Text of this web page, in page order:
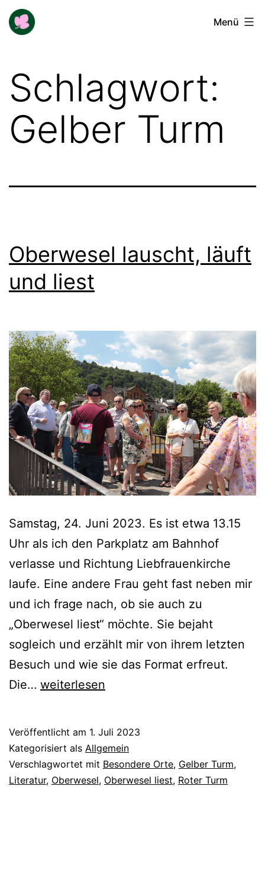
Zum
Inhalt
Buga-
Menü
Schlagwort:
Gelber Turm
Oberwesel lauscht, läuft
und liest
Samstag, 24. Juni 2023. Es ist etwa 13.15
Uhr als ich den Parkplatz am Bahnhof
verlasse und Richtung Liebfrauenkirche
laufe. Eine andere Frau geht fast neben mir
und ich frage nach, ob sie auch zu
„Oberwesel liest“ möchte. Sie bejaht
sogleich und erzählt mir von ihrem letzten
Besuch und wie sie das Format erfreut.
Die… Oberwesel
und
liest
weiterlesen
Veröffentlicht am 1. Juli 2023
Kategorisiert als Allgemein
Verschlagwortet mit Besondere Orte, Gelber Turm,
Literatur, Oberwesel, Oberwesel liest, Roter Turm